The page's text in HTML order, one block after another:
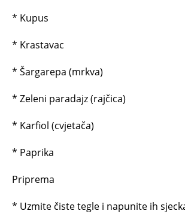
* Kupus
* Krastavac
* Šargarepa (mrkva)
* Zeleni paradajz (rajčica)
* Karfiol (cvjetača)
* Paprika
Priprema
* Uzmite čiste tegle i napunite ih